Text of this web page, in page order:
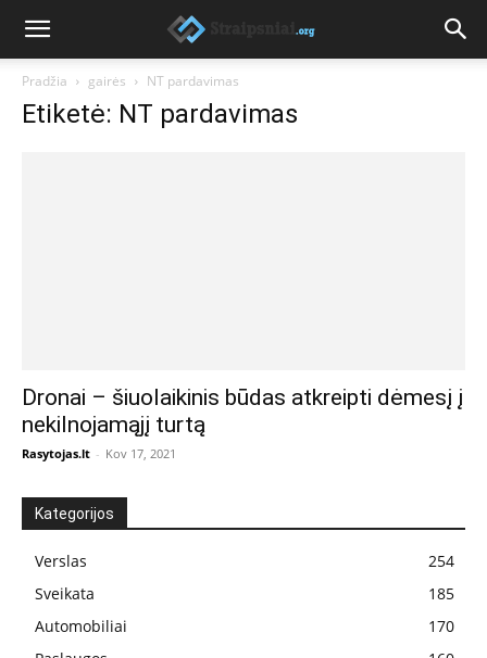
Pradžia gairės NT pardavimas
Etiketė: NT pardavimas
Dronai – šiuolaikinis būdas atkreipti dėmesį į
nekilnojamąjį turtą
Rasytojas.lt - Kov 17, 2021
Kategorijos
Verslas
254
Sveikata
185
Automobiliai
170